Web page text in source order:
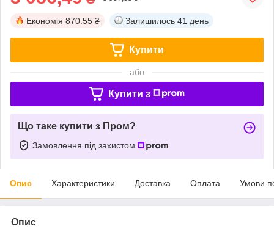
Економія 870.55 ₴ Залишилось 41 день
Купити
або
Купити з
Що таке купити з Пром?
Замовлення під захистом
Опис Характеристики Доставка Оплата Умови
Опис